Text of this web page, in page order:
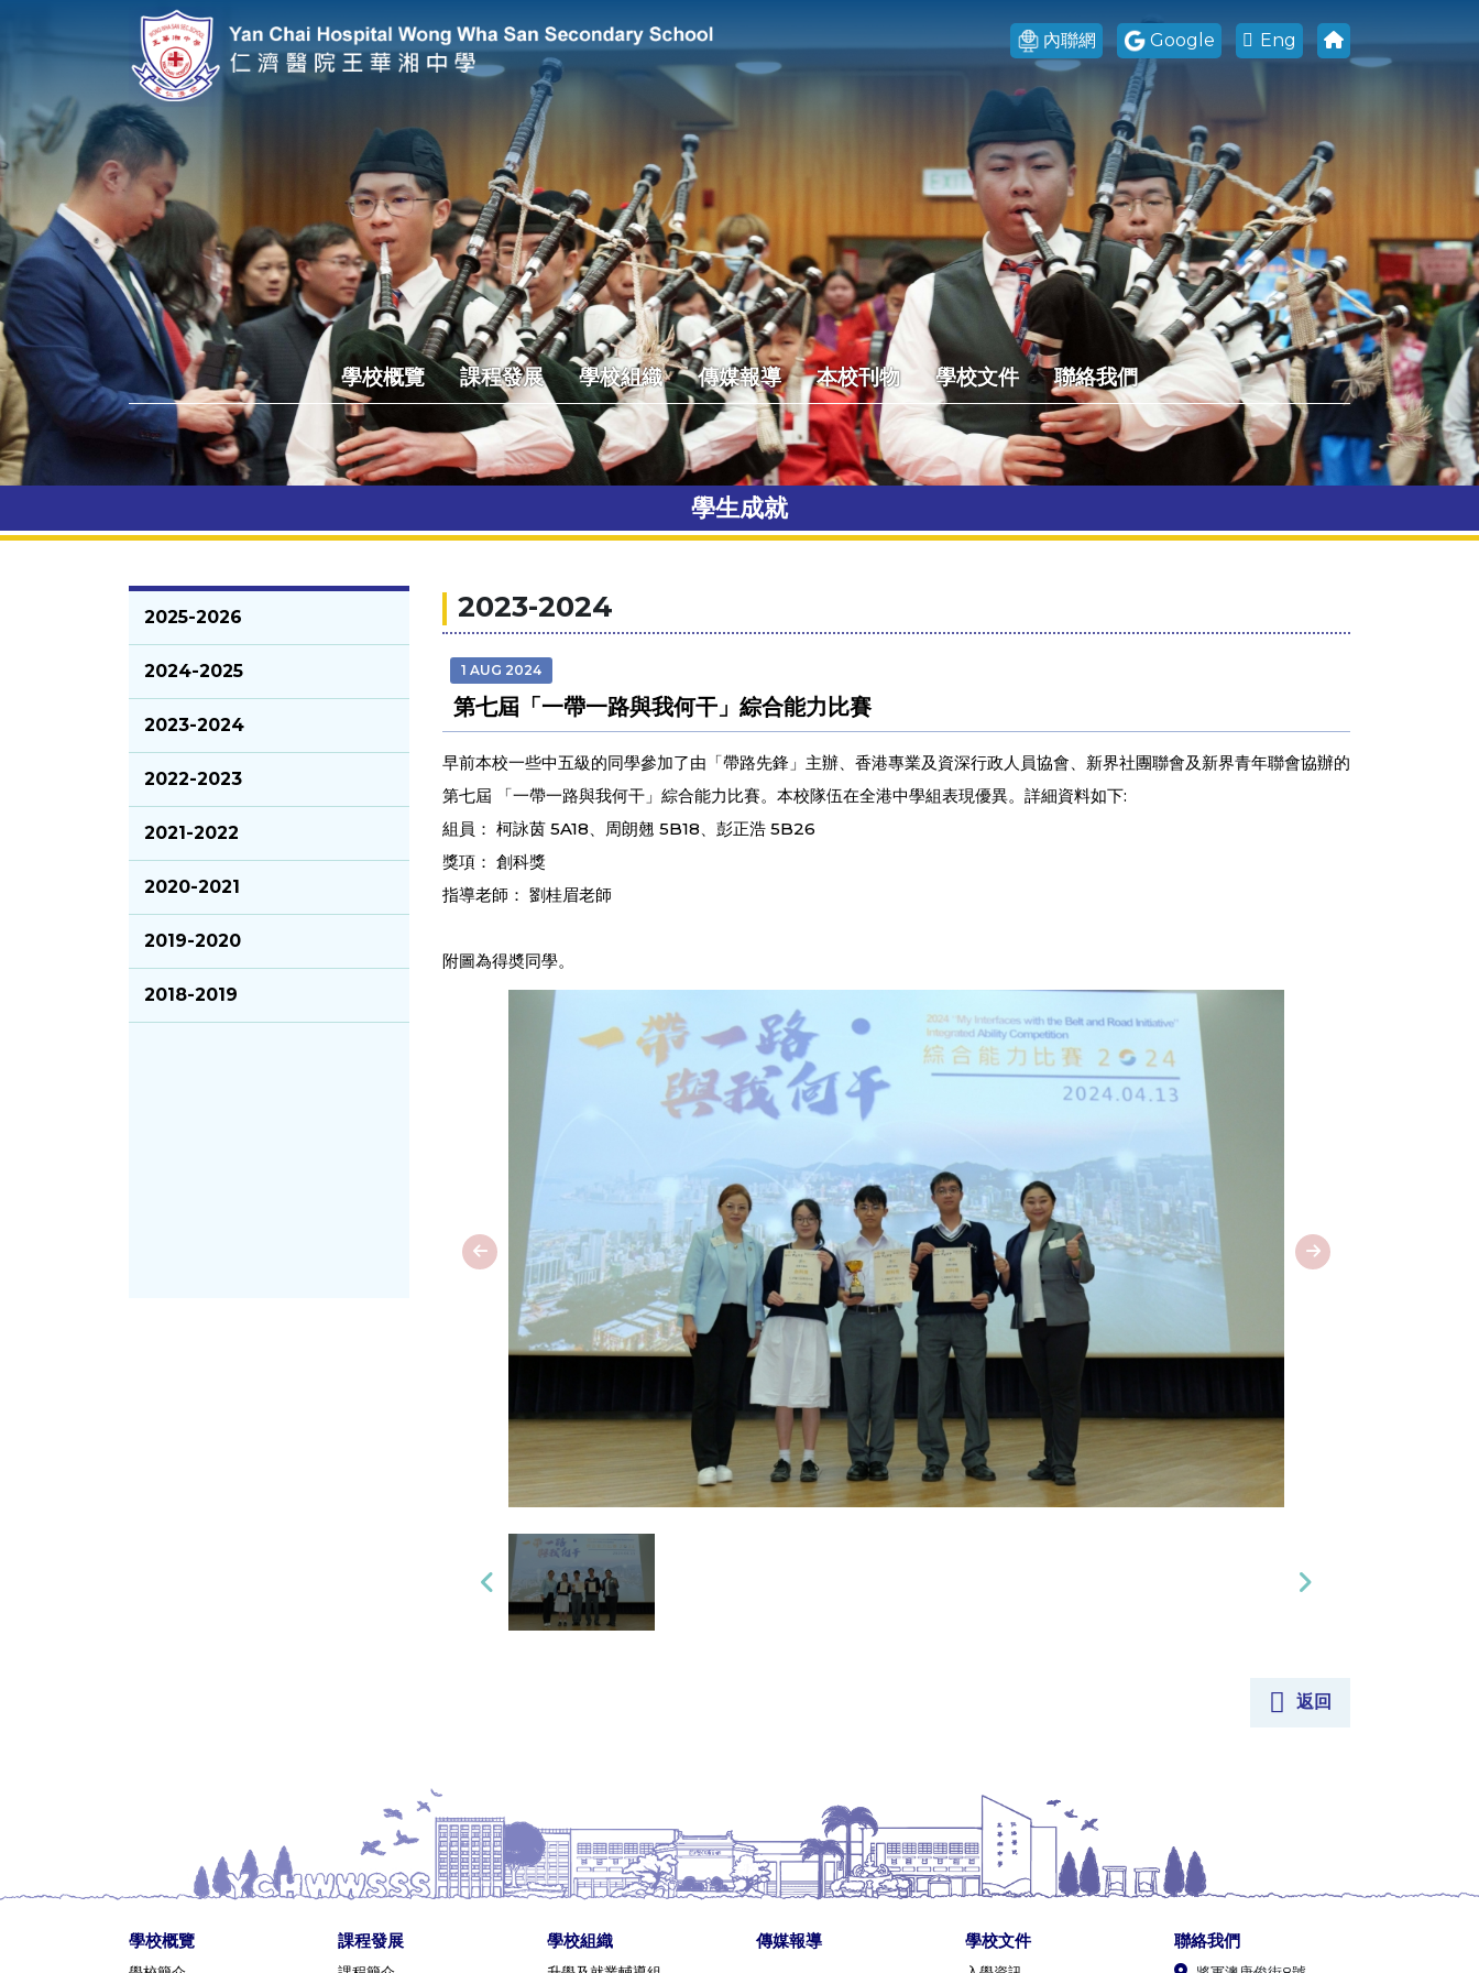
內聯網 Google Eng
學校概覽 課程發展 學校組織 傳媒報導 本校刊物 學校文件 聯絡我們
學生成就
2025-2026
2024-2025
2023-2024
2022-2023
2021-2022
2020-2021
2019-2020
2018-2019
2023-2024
1 AUG 2024
第七屆「一帶一路與我何干」綜合能力比賽
早前本校一些中五級的同學參加了由「帶路先鋒」主辦、香港專業及資深行政人員協會、新界社團聯會及新界青年聯會協辦的
第七屆 「一帶一路與我何干」綜合能力比賽。本校隊伍在全港中學組表現優異。詳細資料如下:
組員： 柯詠茵 5A18、周朗翹 5B18、彭正浩 5B26
獎項： 創科獎
指導老師： 劉桂眉老師
附圖為得奬同學。
返回
學校概覽 課程發展 學校組織 傳媒報導 學校文件 聯絡我們